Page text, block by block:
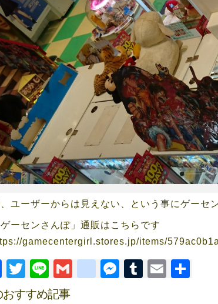
ユーザーからは見えない、という事にゲーセ
ゲーセンさんぽ」通販はこちらです
gamecentergirl.stores.jp/items/
Facebook
Twitter
Line Gmail Messenger
Tumblr
Email
おすすめ記事